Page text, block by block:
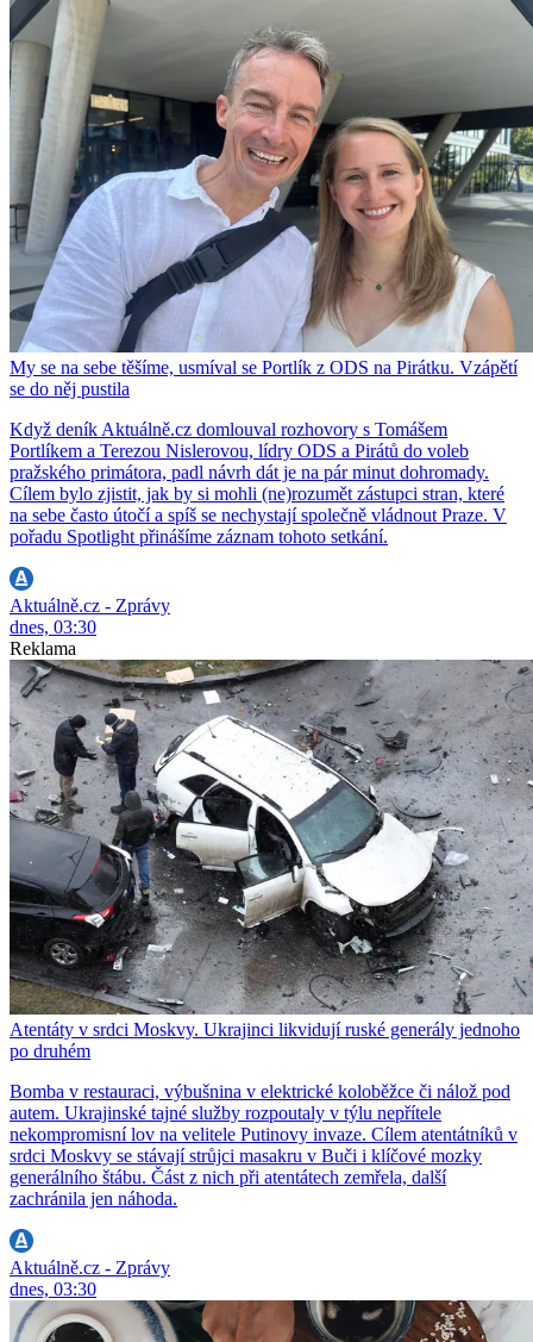
My se na sebe těšíme, usmíval se Portlík z ODS na Pirátku. Vzápětí
se do něj pustila
Když deník Aktuálně.cz domlouval rozhovory s Tomášem
Portlíkem a Terezou Nislerovou, lídry ODS a Pirátů do voleb
pražského primátora, padl návrh dát je na pár minut dohromady.
Cílem bylo zjistit, jak by si mohli (ne)rozumět zástupci stran, které
na sebe často útočí a spíš se nechystají společně vládnout Praze. V
pořadu Spotlight přinášíme záznam tohoto setkání.
Aktuálně.cz - Zprávy
dnes, 03:30
Reklama
Atentáty v srdci Moskvy. Ukrajinci likvidují ruské generály jednoho
po druhém
Bomba v restauraci, výbušnina v elektrické koloběžce či nálož pod
autem. Ukrajinské tajné služby rozpoutaly v týlu nepřítele
nekompromisní lov na velitele Putinovy invaze. Cílem atentátníků v
srdci Moskvy se stávají strůjci masakru v Buči i klíčové mozky
generálního štábu. Část z nich při atentátech zemřela, další
zachránila jen náhoda.
Aktuálně.cz - Zprávy
dnes, 03:30